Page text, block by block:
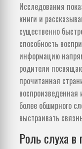
Исследования
книги и
существенно
способность
информацию
родители
прочитанная
воспроизведенная
более обширного
выстраивать
Роль слуха